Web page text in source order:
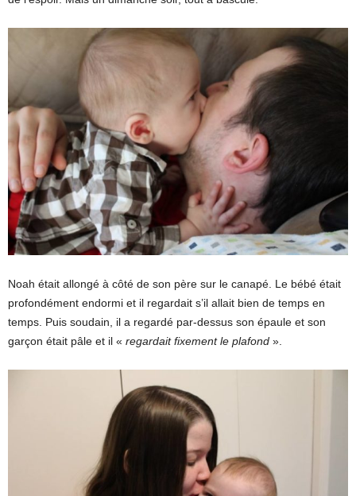
Noah était allongé à côté de son père sur le canapé. Le bébé était
profondément endormi et il regardait s’il allait bien de temps en
temps. Puis soudain, il a regardé par-dessus son épaule et son
garçon était pâle et il « regardait fixement le plafond ».